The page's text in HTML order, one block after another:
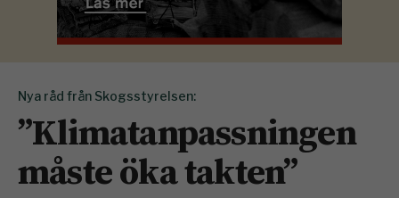
Nya råd från Skogsstyrelsen:
”Klimatanpassningen
måste öka takten”